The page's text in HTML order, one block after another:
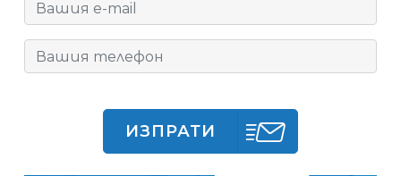
ИЗПРАТИ